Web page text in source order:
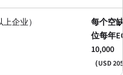
企业）
每个空
位每年
10,000
（USD